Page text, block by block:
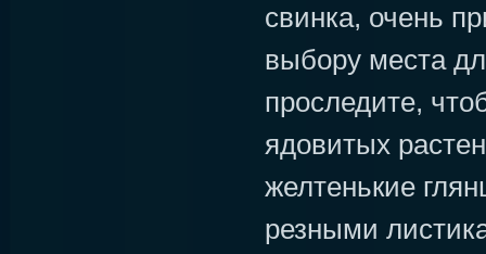
свинка, очень
выбору места
проследите,
ядовитых
желтенькие
резными